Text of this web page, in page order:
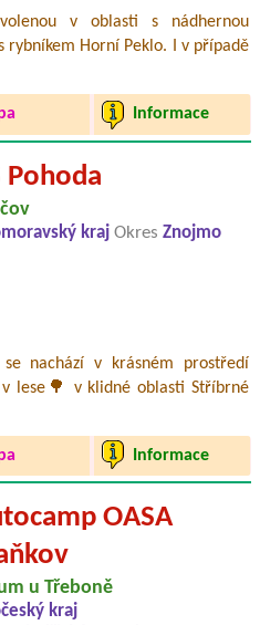
v oblasti s nádhernou
rybníkem Horní Peklo. I v případě
Informace
Pohoda
kraj Okres Znojmo
se nachází v krásném prostředí
lese🌳 v klidné oblasti Stříbrné
Informace
OASA
u Třeboně
kraj